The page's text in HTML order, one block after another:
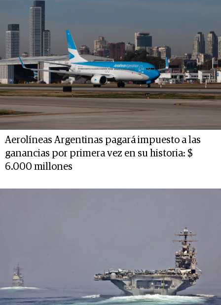
Aerolíneas Argentinas pagará impuesto a las
ganancias por primera vez en su historia: $
6.000 millones